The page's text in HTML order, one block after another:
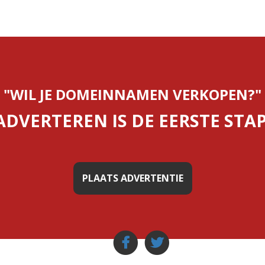
"WIL JE DOMEINNAMEN VERKOPEN?"
IS DE EERSTE
PLAATS ADVERTENTIE